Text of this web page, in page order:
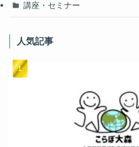
講座・セミナー
人気記事